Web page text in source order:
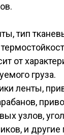
тип
от
груза.
ленты,
узлов,
и